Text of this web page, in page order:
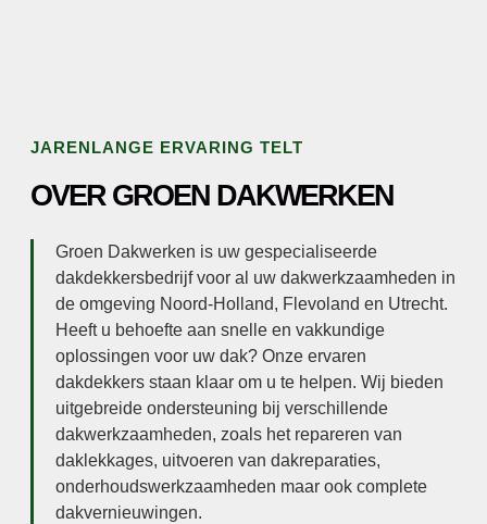
JARENLANGE ERVARING TELT
OVER GROEN DAKWERKEN
Groen Dakwerken is uw gespecialiseerde
dakdekkersbedrijf voor al uw dakwerkzaamheden in
de omgeving Noord-Holland, Flevoland en Utrecht.
Heeft u behoefte aan snelle en vakkundige
oplossingen voor uw dak? Onze ervaren
dakdekkers staan klaar om u te helpen. Wij bieden
uitgebreide ondersteuning bij verschillende
dakwerkzaamheden, zoals het repareren van
daklekkages, uitvoeren van dakreparaties,
onderhoudswerkzaamheden maar ook complete
dakvernieuwingen.